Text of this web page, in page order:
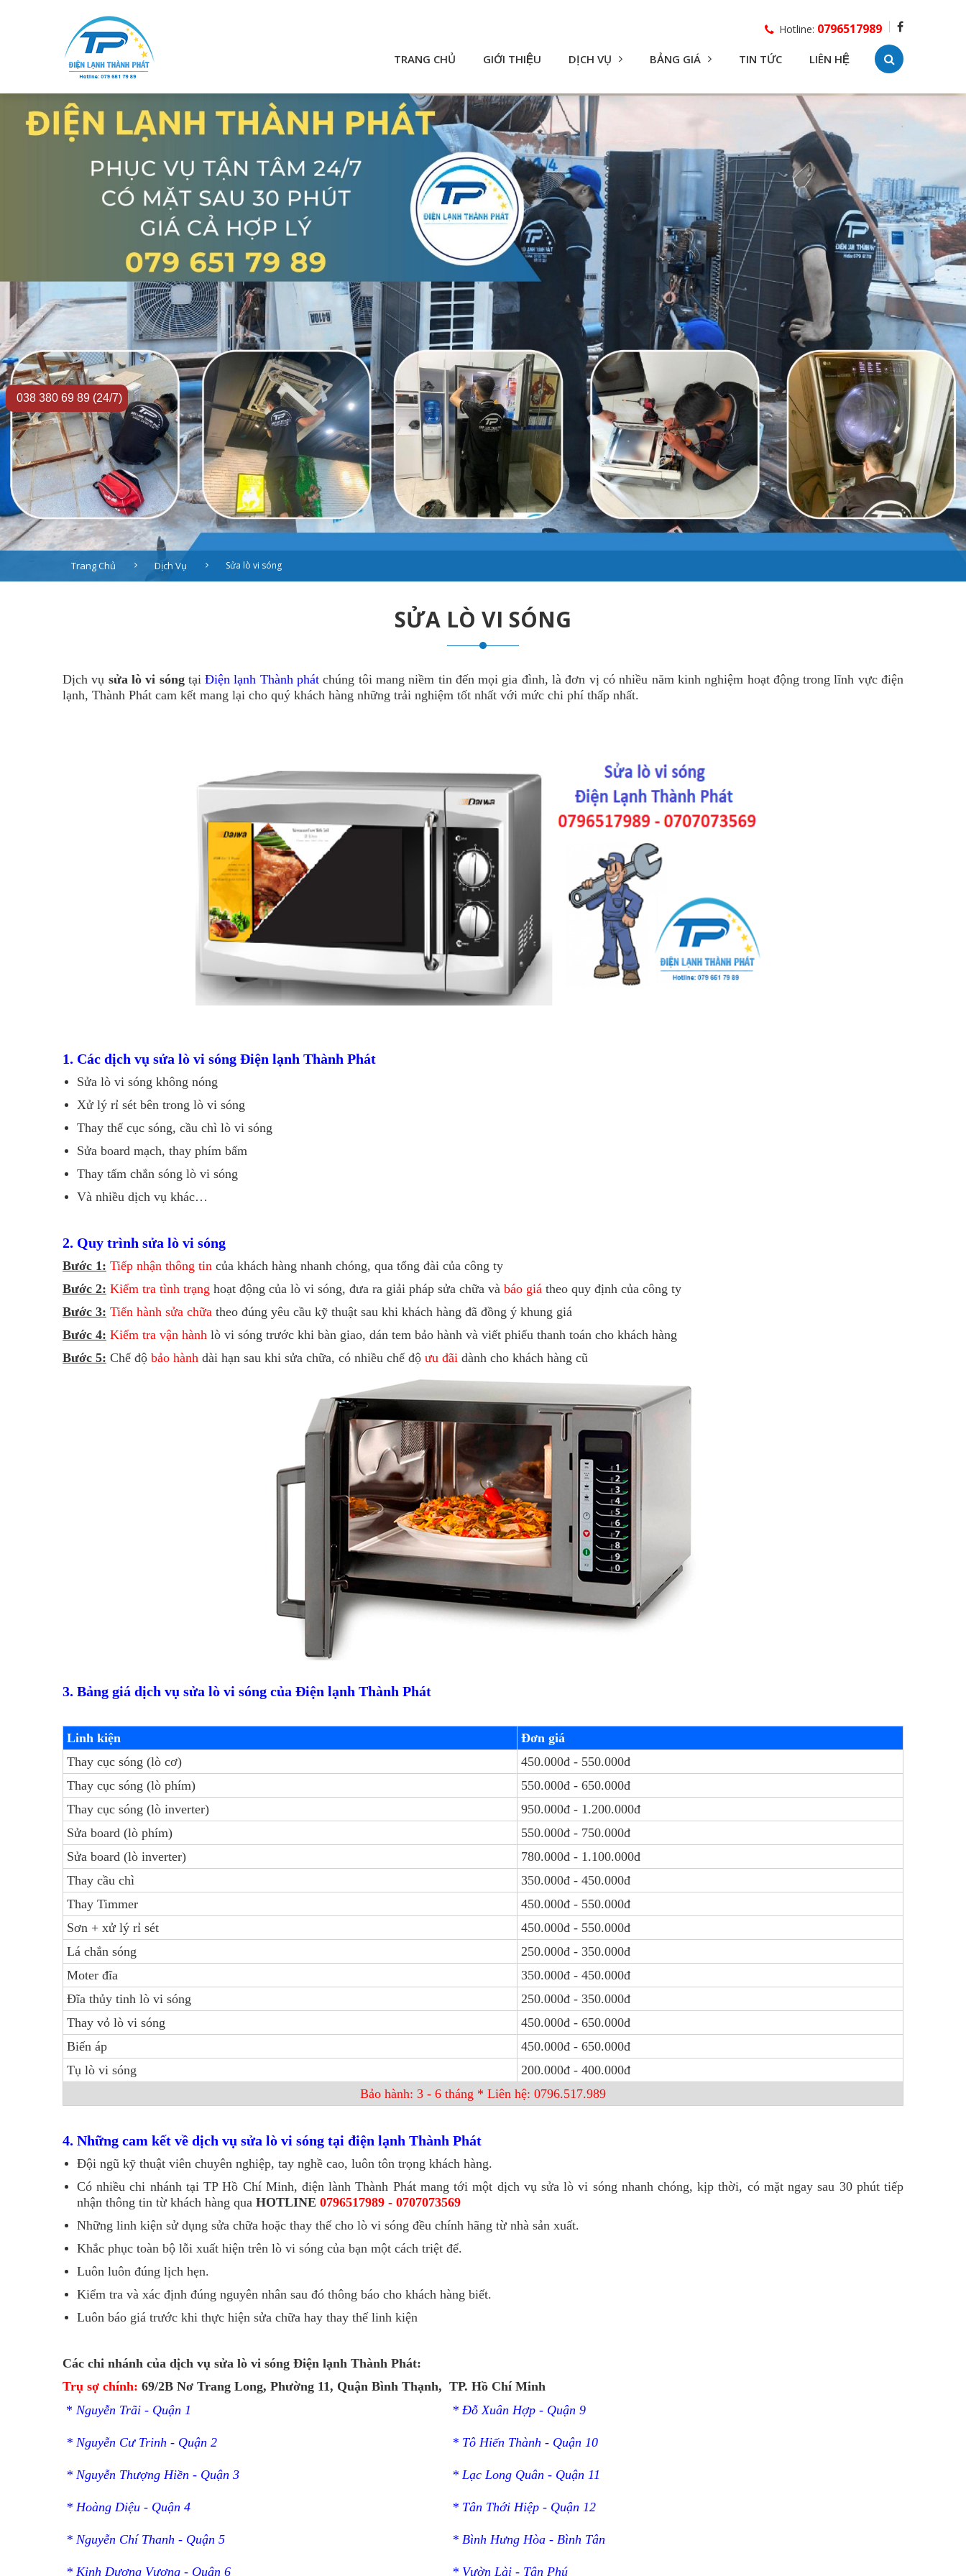
Hotline: 0796517989
TRANG CHỦ GIỚI THIỆU DỊCH VỤ BẢNG GIÁ TIN TỨC LIÊN HỆ
Trang Chủ Dịch Vụ Sửa lò vi sóng
SỬA LÒ VI SÓNG
Dịch vụ sửa lò vi sóngtạiĐiện lạnh Thành phát chúng tôi mang niềm tin đến mọi gia đình, là đơn vị có nhiều năm kinh nghiệm hoạt động trong lĩnh vực điện
lạnh, Thành Phát cam kết mang lại cho quý khách hàng những trải nghiệm tốt nhất với mức chi phí thấp nhất.
1. Các dịch vụ sửa lò vi sóng Điện lạnh Thành Phát
Sửa lò vi sóng không nóng
Xử lý rỉ sét bên trong lò vi sóng
Thay thế cục sóng, cầu chì lò vi sóng
Sửa board mạch, thay phím bấm
Thay tấm chắn sóng lò vi sóng
Và nhiều dịch vụ khác…
2. Quy trình sửa lò vi sóng
Bước 1: Tiếp nhận thông tin của khách hàng nhanh chóng, qua tổng đài của công ty
Bước 2: Kiểm tra tình trạng hoạt động của lò vi sóng, đưa ra giải pháp sửa chữa và báo giá theo quy định của công ty
Bước 3: Tiến hành sửa chữa theo đúng yêu cầu kỹ thuật sau khi khách hàng đã đồng ý khung giá
Bước 4: Kiểm tra vận hành lò vi sóng trước khi bàn giao, dán tem bảo hành và viết phiếu thanh toán cho khách hàng
Bước 5: Chế độ bảo hành dài hạn sau khi sửa chữa, có nhiều chế độ ưu đãi dành cho khách hàng cũ
3. Bảng giá dịch vụ sửa lò vi sóng của Điện lạnh Thành Phát
Linh kiện
Đơn giá
Thay cục sóng (lò cơ)
450.000đ - 550.000đ
Thay cục sóng (lò phím)
550.000đ - 650.000đ
Thay cục sóng (lò inverter)
950.000đ - 1.200.000đ
Sửa board (lò phím)
550.000đ - 750.000đ
Sửa board (lò inverter)
780.000đ - 1.100.000đ
Thay cầu chì
350.000đ - 450.000đ
Thay Timmer
450.000đ - 550.000đ
Sơn + xử lý rỉ sét
450.000đ - 550.000đ
Lá chắn sóng
250.000đ - 350.000đ
Moter đĩa
350.000đ - 450.000đ
Đĩa thủy tinh lò vi sóng
250.000đ - 350.000đ
Thay vỏ lò vi sóng
450.000đ - 650.000đ
Biến áp
450.000đ - 650.000đ
Tụ lò vi sóng
200.000đ - 400.000đ
Bảo hành: 3 - 6 tháng * Liên hệ: 0796.517.989
4. Những cam kết về dịch vụ sửa lò vi sóng tại điện lạnh Thành Phát
Đội ngũ kỹ thuật viên chuyên nghiệp, tay nghề cao, luôn tôn trọng khách hàng.
Có nhiều chi nhánh tại TP Hồ Chí Minh, điện lành Thành Phát mang tới một dịch vụ sửa lò vi sóng nhanh chóng, kịp thời, có mặt ngay sau 30 phút tiếp
nhận thông tin từ khách hàng qua HOTLINE 0796517989 - 0707073569
Những linh kiện sử dụng sửa chữa hoặc thay thế cho lò vi sóng đều chính hãng từ nhà sản xuất.
Khắc phục toàn bộ lỗi xuất hiện trên lò vi sóng của bạn một cách triệt để.
Luôn luôn đúng lịch hẹn.
Kiểm tra và xác định đúng nguyên nhân sau đó thông báo cho khách hàng biết.
Luôn báo giá trước khi thực hiện sửa chữa hay thay thế linh kiện
Các chi nhánh của dịch vụ sửa lò vi sóng Điện lạnh Thành Phát:
Trụ sợ chính: 69/2B Nơ Trang Long, Phường 11, Quận Bình Thạnh, TP. Hồ Chí Minh
* Nguyễn Trãi - Quận 1
* Nguyễn Cư Trinh - Quận 2
* Nguyễn Thượng Hiền - Quận 3
* Hoàng Diệu - Quận 4
* Nguyễn Chí Thanh - Quận 5
* Kinh Dương Vương - Quận 6
* Đỗ Xuân Hợp - Quận 9
* Tô Hiến Thành - Quận 10
* Lạc Long Quân - Quận 11
* Tân Thới Hiệp - Quận 12
* Bình Hưng Hòa - Bình Tân
* Vườn Lài - Tân Phú
038 380 69 89 (24/7)